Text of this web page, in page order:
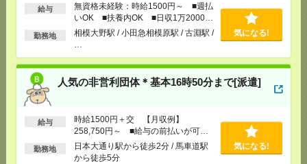
給与
無資格未経験：時給1500円～ ■週払
いOK ■扶養内OK ■日収1万2000円
以上
勤務地
相模大野駅 / 小田急相模原駅 / 古淵駅 /
気になる!
人気の非営利団体＊基本16時50分まで[派遣]
給与
時給1500円＋交 【月収例】
258,750円～ ■給与の前払いが可能
な速払いサービスあり
勤務地
日本大通り駅から徒歩2分 / 馬車道駅
から徒歩5分
気になる!
時給1500円＋交 【月収例】258,750円
～ ■給与の前払いが可能な速払いサービスあり
交通費支給あり
[月収例]25～30万円
[勤務地]
徒歩5分
気になる！
時給1700円！センター南＊17時まで・残業ほぼなし
＊部内アシスタント[派遣]
時給1700円～1800円＋交 【月収例】